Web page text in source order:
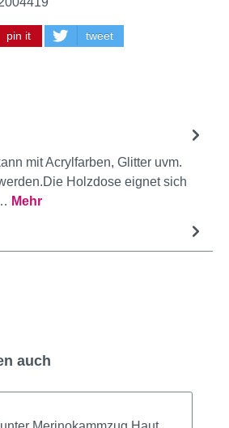
pin it tweet
mit Acrylfarben, Glitter uvm.
Holzdose eignet sich
Mehr
auch